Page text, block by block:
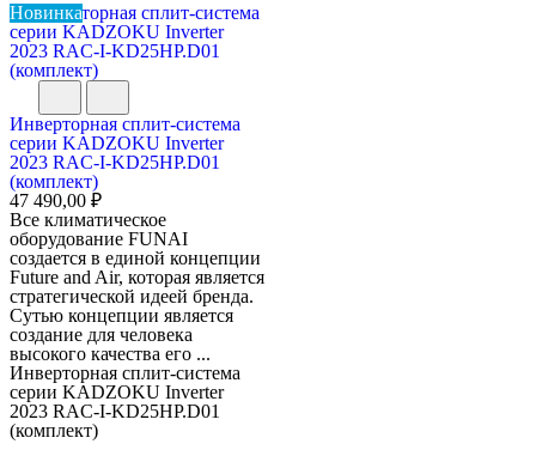
Новинка
Инверторная сплит-система
серии KADZOKU Inverter
2023 RAC-I-KD25HP.D01
(комплект)
47 490,00 ₽
Все климатическое
оборудование FUNAI
создается в единой концепции
Future and Air, которая является
стратегической идеей бренда.
Сутью концепции является
создание для человека
высокого качества его ...
Инверторная сплит-система
серии KADZOKU Inverter
2023 RAC-I-KD25HP.D01
(комплект)